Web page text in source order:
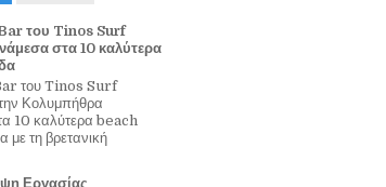
του Tinos Surf
στα 10 καλύτερα
του Tinos Surf
Κολυμπήθρα
10 καλύτερα beach
τη βρετανική
Εργασίας